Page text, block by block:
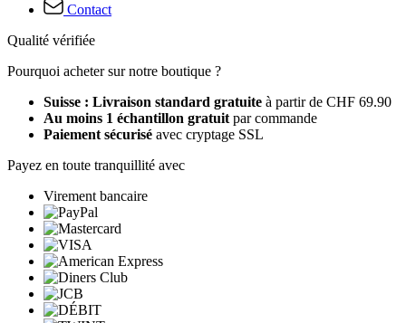
Contact
Qualité vérifiée
Pourquoi acheter sur notre boutique ?
Suisse : Livraison standard gratuite à partir de CHF 69.90
Au moins 1 échantillon gratuit par commande
Paiement sécurisé avec cryptage SSL
Payez en toute tranquillité avec
Virement bancaire